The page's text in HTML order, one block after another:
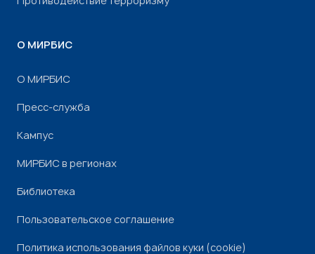
О МИРБИС
О МИРБИС
Пресс-служба
Кампус
МИРБИС в регионах
Библиотека
Пользовательское соглашение
Политика использования файлов куки (cookie)